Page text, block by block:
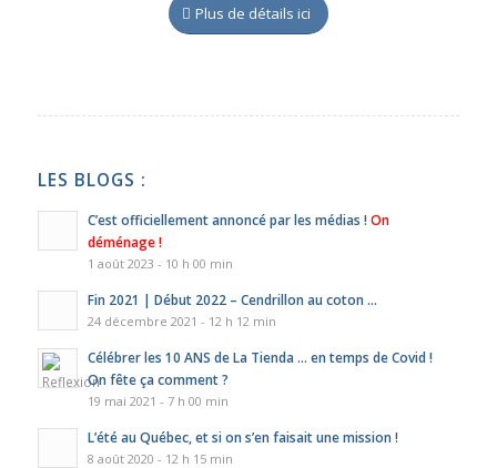
Plus de détails ici
LES BLOGS :
C’est officiellement annoncé par les médias ! On
déménage !
1 août 2023 - 10 h 00 min
Fin 2021 | Début 2022 – Cendrillon au coton …
24 décembre 2021 - 12 h 12 min
Célébrer les 10 ANS de La Tienda … en temps de Covid !
On fête ça comment ?
19 mai 2021 - 7 h 00 min
L’été au Québec, et si on s’en faisait une mission !
8 août 2020 - 12 h 15 min